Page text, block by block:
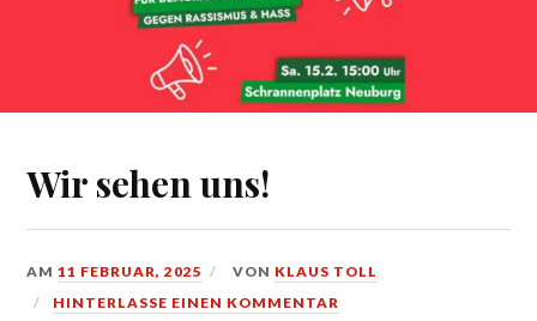
Wir sehen uns!
AM11 FEBRUAR, 2025 VON KLAUS TOLL
HINTERLASSE EINEN KOMMENTAR